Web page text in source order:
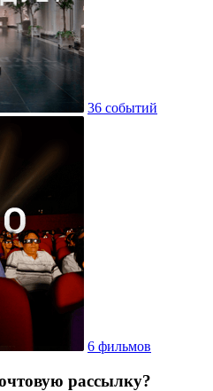
36 событий
6 фильмов
рассылку?